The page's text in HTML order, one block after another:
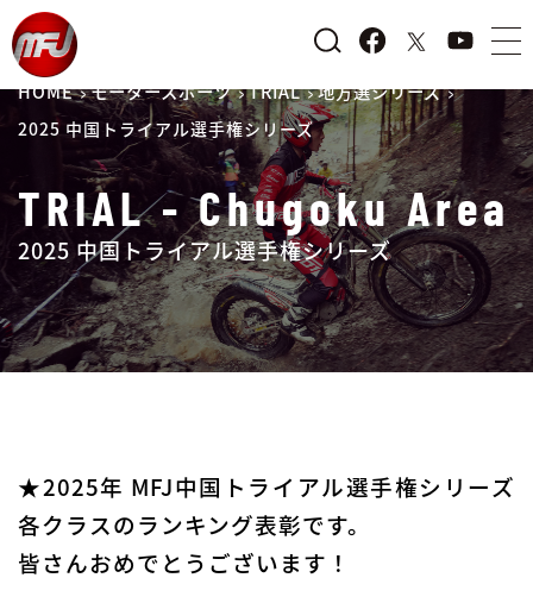
HOME モータースポーツ TRIAL 地方選シリーズ
2025 中国トライアル選手権シリーズ
TRIAL - Chugoku Area
2025 中国トライアル選手権シリーズ
★2025年 MFJ中国トライアル選手権シリーズ
各クラスのランキング表彰です。
皆さんおめでとうございます！